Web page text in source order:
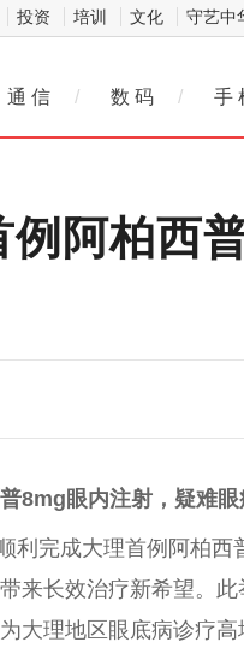
投资 培训 文化 守艺中
通 信 / 数 码 / 手
阿柏西
8mg眼内注射， 疑难眼
利完成大理首例阿柏西
来长效治疗新希望。
大理地区眼底病诊疗